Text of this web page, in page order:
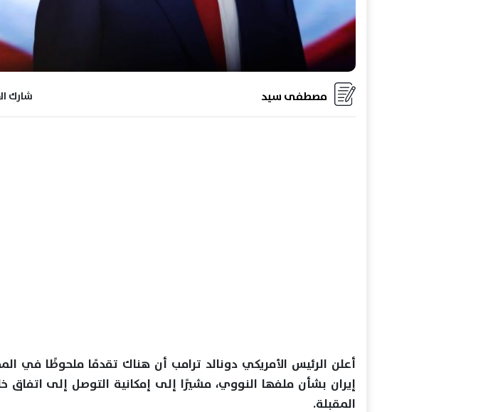
شارك مصطفى سيد
أعلن الرئيس الأمريكي دونالد ترامب أن هناك تقدمًا ملحوظًا في
إيران بشأن ملفها النووي، مشيرًا إلى إمكانية التوصل إلى اتفاق
المقبلة.